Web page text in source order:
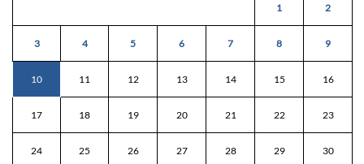
1 2
3 4 5 6 7 8 9
10 11 12 13 14 15 16
17 18 19 20 21 22 23
24 25 26 27 28 29 30